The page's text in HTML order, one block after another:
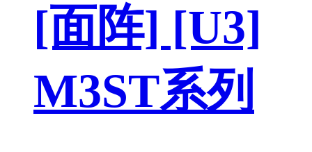
[面阵] [U3]
M3ST系列